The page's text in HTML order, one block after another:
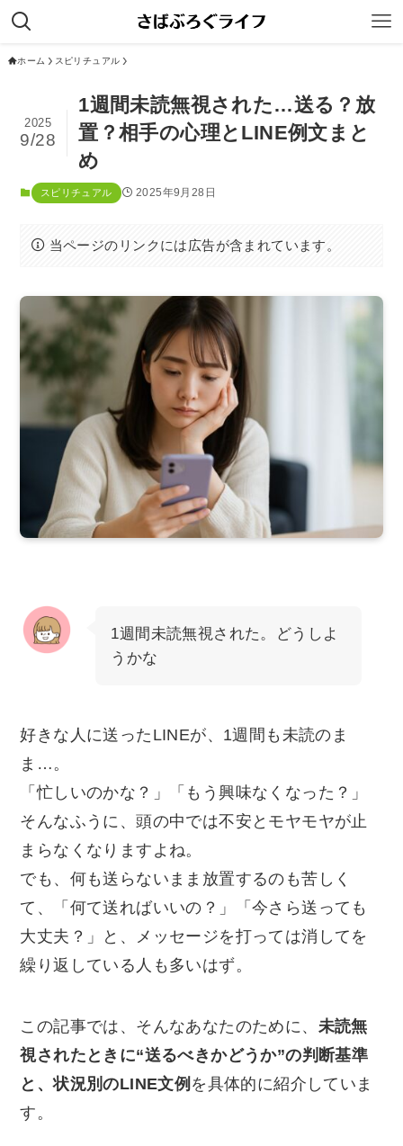
ホーム スピリチュアル
1週間未読無視された…送る？放
置？相手の心理とLINE例文まと
め
2025
9/28
スピリチュアル 2025年9月28日
当ページのリンクには広告が含まれています。
1週間未読無視された。どうしよ
うかな
好きな人に送ったLINEが、1週間も未読のま
ま…。
「忙しいのかな？」「もう興味なくなった？」
そんなふうに、頭の中では不安とモヤモヤが止
まらなくなりますよね。
でも、何も送らないまま放置するのも苦しく
て、「何て送ればいいの？」「今さら送っても
大丈夫？」と、メッセージを打っては消してを
繰り返している人も多いはず。
この記事では、そんなあなたのために、 未読無
視されたときに“送るべきかどうか”の判断基準
と、状況別のLINE文例 を具体的に紹介していま
す。